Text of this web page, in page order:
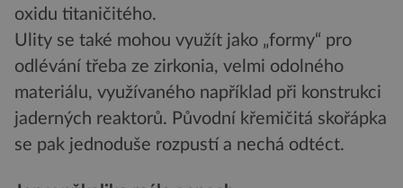
oxidu titaničitého.
Ulity se také mohou využít jako „formy“ pro
odlévání třeba ze zirkonia, velmi odolného
materiálu, využívaného například při konstrukci
jaderných reaktorů. Původní křemičitá skořápka
se pak jednoduše rozpustí a nechá odtéct.